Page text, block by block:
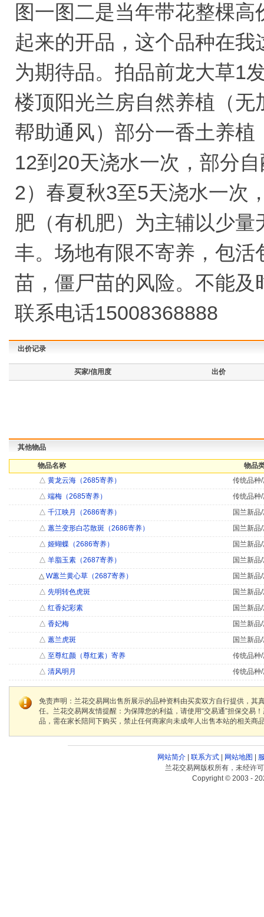
图一图二是当年带花整棵
起来的开品，这个品种在
为期待品。拍品前龙大草1
楼顶阳光兰房自然养植（
帮助通风）部分一香土养
12到20天浇水一次，部分
2）春夏秋3至5天浇水一次
肥（有机肥）为主辅以少
丰。场地有限不寄养，包
苗，僵尸苗的风险。不能
联系电话15008368888
出价记录
买家/信用度 出价
其他物品
物品名称
物品
△ 黄龙云海（2685寄养）
传统品种
△ 端梅（2685寄养）
传统品种
△ 千江映月（2686寄养）
国兰新品
△ 蕙兰变形白芯散斑（2686寄养）
国兰新品
△ 姬蝴蝶（2686寄养）
国兰新品
△ 羊脂玉素（2687寄养）
国兰新品
△ W蕙兰黄心草（2687寄养）
国兰新品
△ 先明转色虎斑
国兰新品
△ 红香妃彩素
国兰新品
△ 香妃梅
国兰新品
△ 蕙兰虎斑
国兰新品
△ 至尊红颜（尊红素）寄养
传统品种
△ 清风明月 传统品种
免责声明：兰花交易网出售所展示的品种资料由买卖双方自行提供，
任。兰花交易网友情提醒：为保障您的利益，请使用“交易通”担保交
品，需在家长陪同下购买，禁止任何商家向未成年人出售本站的相关商
网站简介| 联系方式| 网站地图
兰花交易网版权所有，未经许
Copyright © 2003 -